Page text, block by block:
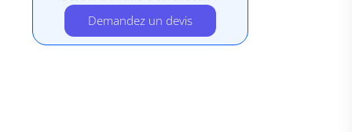
Demandez un devis